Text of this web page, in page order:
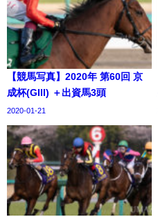
【競馬写真】2020年 第60回 京
成杯(GIII) ＋出資馬3頭
2020-01-21